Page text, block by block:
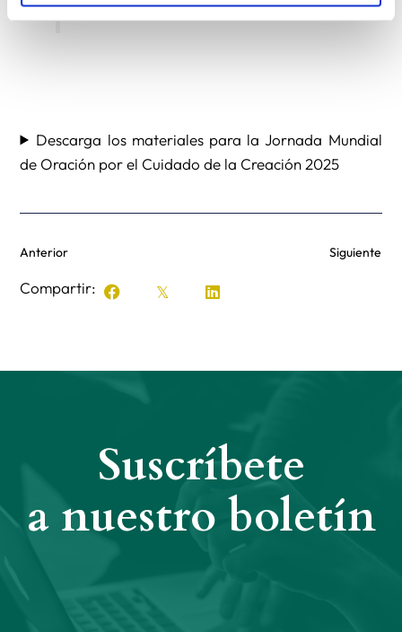
Descarga los materiales para la Jornada Mundial
de Oración por el Cuidado de la Creación 2025
Anterior Siguiente
Compartir:
Suscríbete
a nuestro boletín